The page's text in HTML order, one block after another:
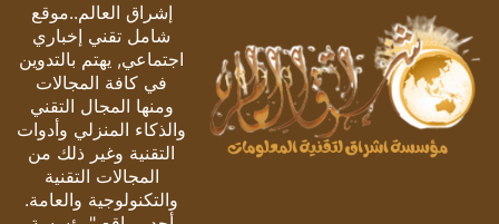
إشراق العالم..موقع
شامل تقني إخباري
اجتماعي, يهتم بالتدوين
في كافة المجالات
ومنها المجال التقني
والذكاء المنزلي وأدوات
التقنية وغير ذلك من
المجالات التقنية
والتكنولوجية والعامة.